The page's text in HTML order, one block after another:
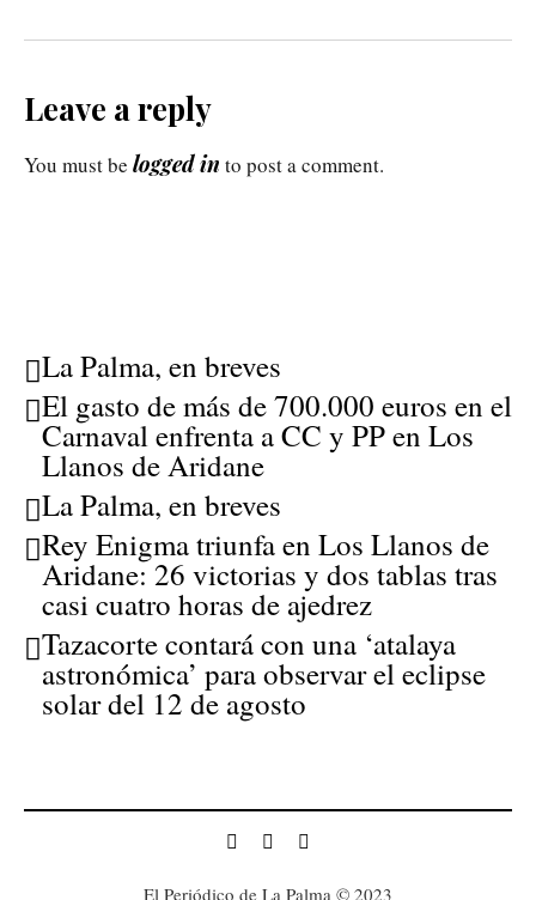
Leave a reply
You must be logged in to post a comment.
La Palma, en breves
El gasto de más de 700.000 euros en el
Carnaval enfrenta a CC y PP en Los
Llanos de Aridane
La Palma, en breves
Rey Enigma triunfa en Los Llanos de
Aridane: 26 victorias y dos tablas tras
casi cuatro horas de ajedrez
Tazacorte contará con una ‘atalaya
astronómica’ para observar el eclipse
solar del 12 de agosto
El Periódico de La Palma © 2023